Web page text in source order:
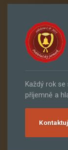
Každý rok
příjemně a